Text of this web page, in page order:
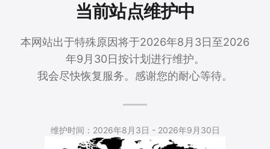
当前站点维护中
本网站出于特殊原因将于2026年8月3日至2026
年9月30日按计划进行维护。
我会尽快恢复服务。感谢您的耐心等待。
维护时间：2026年8月3日 - 2026年9月30日
5,412 Total Pageviews